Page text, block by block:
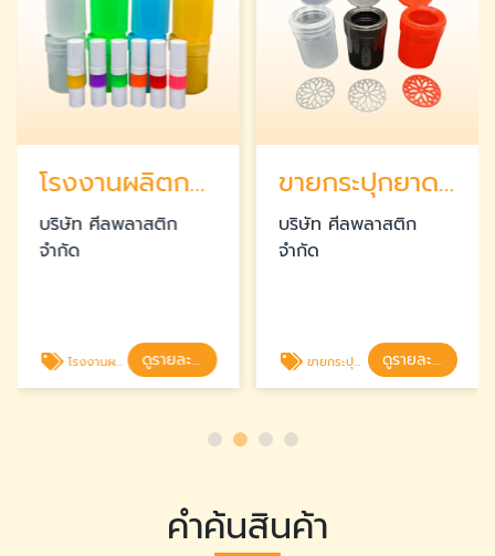
โรงงานผลิตกระปุกยาดม
บริษัท ศีลพลาสติก
จำกัด
โรงงานผลิตกระปุกยาดม ดูรายละเอียด
ขายกระปุกยาดมพลาสติก
บริษัท ศีลพลาสติก
จำกัด
ขายกระปุกยาดมพลาสติก ดูรายละเอียด
คำค้นสินค้า